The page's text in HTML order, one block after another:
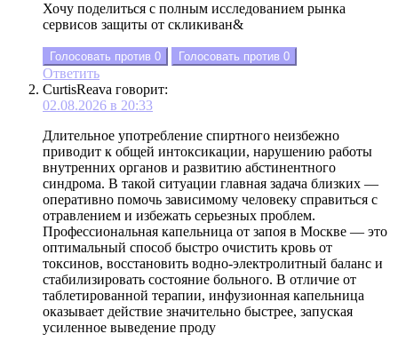
Хочу поделиться с полным исследованием рынка
сервисов защиты от скликиван&
Голосовать против 0 Голосовать против 0
Ответить
CurtisReava говорит:
02.08.2026 в 20:33
Длительное употребление спиртного неизбежно
приводит к общей интоксикации, нарушению работы
внутренних органов и развитию абстинентного
синдрома. В такой ситуации главная задача близких —
оперативно помочь зависимому человеку справиться с
отравлением и избежать серьезных проблем.
Профессиональная капельница от запоя в Москве — это
оптимальный способ быстро очистить кровь от
токсинов, восстановить водно-электролитный баланс и
стабилизировать состояние больного. В отличие от
таблетированной терапии, инфузионная капельница
оказывает действие значительно быстрее, запуская
усиленное выведение проду